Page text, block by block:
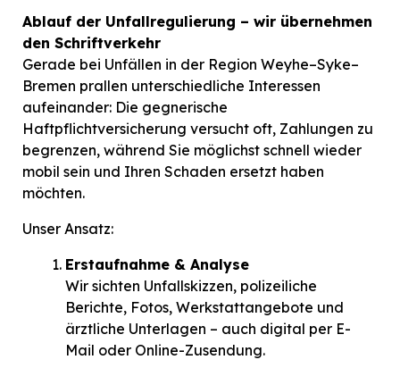
Ablauf der Unfallregulierung – wir übernehmen
den Schriftverkehr
Gerade bei Unfällen in der Region Weyhe–Syke–
Bremen prallen unterschiedliche Interessen
aufeinander: Die gegnerische
Haftpflichtversicherung versucht oft, Zahlungen zu
begrenzen, während Sie möglichst schnell wieder
mobil sein und Ihren Schaden ersetzt haben
möchten.
Unser Ansatz:
Erstaufnahme & Analyse
Wir sichten Unfallskizzen, polizeiliche
Berichte, Fotos, Werkstattangebote und
ärztliche Unterlagen – auch digital per E-
Mail oder Online-Zusendung.